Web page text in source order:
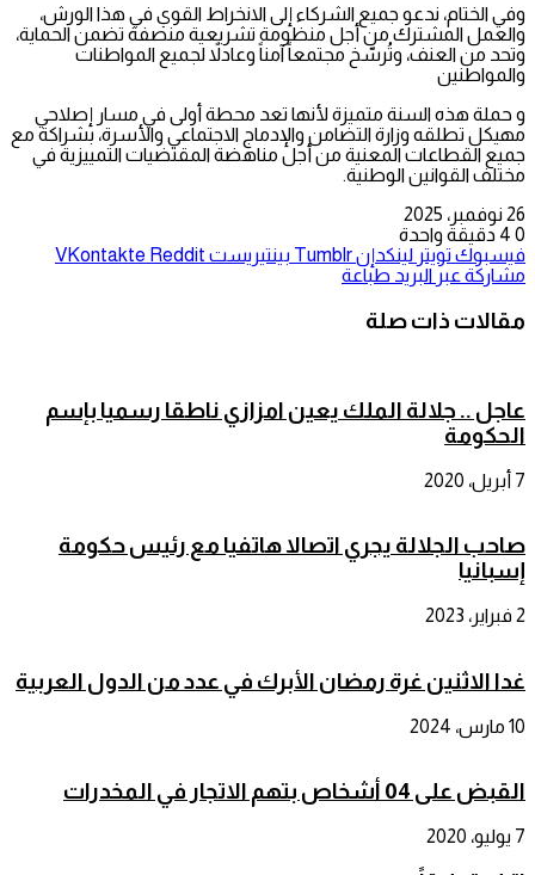
وفي الختام، ندعو جميع الشركاء إلى الانخراط القوي في هذا الورش،
والعمل المشترك من أجل منظومة تشريعية منصفة تضمن الحماية،
وتحد من العنف، وتُرسّخ مجتمعاً آمناً وعادلاً لجميع المواطنات
والمواطنين
و حملة هذه السنة متميزة لأنها تعد محطة أولى في مسار إصلاحي
مهيكل تطلقه وزارة التضامن والإدماج الاجتماعي والأسرة، بشراكة مع
جميع القطاعات المعنية من أجل مناهضة المقتضيات التمييزية في
مختلف القوانين الوطنية.
26 نوفمبر، 2025
0
دقيقة واحدة
فيسبوك تويتر لينكدإن بينتيريست
مشاركة عبر البريد طباعة
مقالات ذات صلة
عاجل .. جلالة الملك يعين امزازي ناطقا رسميا بإسم
الحكومة
7 أبريل، 2020
صاحب الجلالة يجري اتصالا هاتفيا مع رئيس حكومة
إسبانيا
2 فبراير، 2023
غدا الاثنين غرة رمضان الأبرك في عدد من الدول العربية
10 مارس، 2024
القبض على 04 أشخاص بتهم الاتجار في المخدرات
7 يوليو، 2020